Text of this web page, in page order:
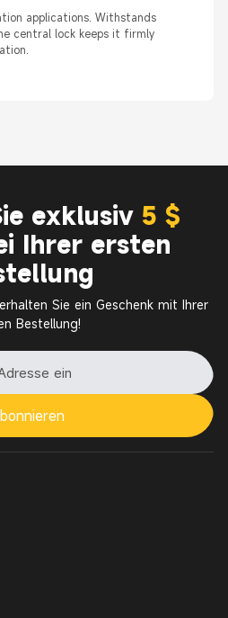
applications. Withstands
central lock keeps it firmly
exklusiv 5 $
Ihrer ersten
Sie ein Geschenk mit Ihrer
Bestellung!